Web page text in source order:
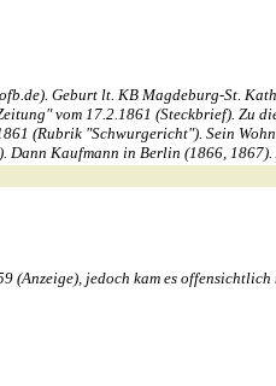
Geburt lt. KB Magdeburg-St.
vom 17.2.1861 (Steckbrief). Zu
(Rubrik "Schwurgericht"). Sein
Dann Kaufmann in Berlin (1866,
(Anzeige), jedoch kam es